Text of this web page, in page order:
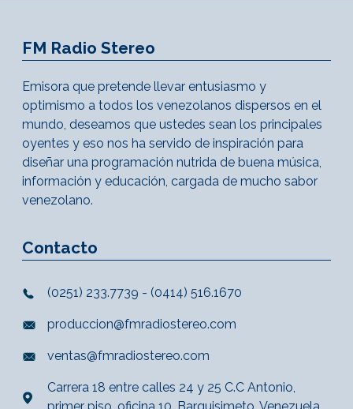
FM Radio Stereo
Emisora que pretende llevar entusiasmo y
optimismo a todos los venezolanos dispersos en el
mundo, deseamos que ustedes sean los principales
oyentes y eso nos ha servido de inspiración para
diseñar una programación nutrida de buena música,
información y educación, cargada de mucho sabor
venezolano.
Contacto
(0251) 233.7739 - (0414) 516.1670
produccion@fmradiostereo.com
ventas@fmradiostereo.com
Carrera 18 entre calles 24 y 25 C.C Antonio,